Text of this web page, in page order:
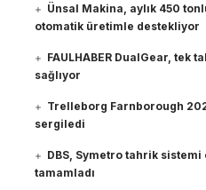
Ünsal Makina, aylık 450
otomatik üretimle destekliyor
FAULHABER DualGear, tek
sağlıyor
Trelleborg Farnborough
sergiledi
DBS, Symetro tahrik sistemi
tamamladı